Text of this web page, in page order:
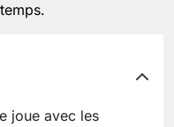
joue avec les